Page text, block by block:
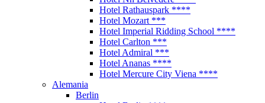
Hotel Rathauspark ****
Hotel Mozart ***
Hotel Imperial Ridding School ****
Hotel Carlton ***
Hotel Admiral ***
Hotel Ananas ****
Hotel Mercure City Viena ****
Alemania
Berlin